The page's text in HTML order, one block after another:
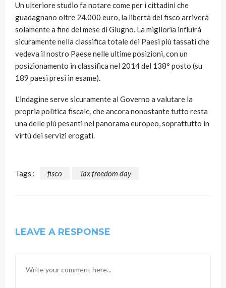
Un ulteriore studio fa notare come per i cittadini che
guadagnano oltre 24.000 euro, la libertà del fisco arriverà
solamente a fine del mese di Giugno. La miglioria influirà
sicuramente nella classifica totale dei Paesi più tassati che
vedeva il nostro Paese nelle ultime posizioni, con un
posizionamento in classifica nel 2014 del 138° posto (su
189 paesi presi in esame).
L’indagine serve sicuramente al Governo a valutare la
propria politica fiscale, che ancora nonostante tutto resta
una delle più pesanti nel panorama europeo, soprattutto in
virtù dei servizi erogati.
Tags : fisco Tax freedom day
LEAVE A RESPONSE